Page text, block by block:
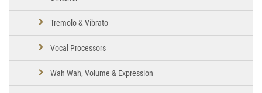
Tremolo & Vibrato
Vocal Processors
Wah Wah, Volume & Expression